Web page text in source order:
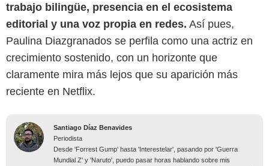
trabajo bilingüe, presencia en el ecosistema
editorial y una voz propia en redes. Así pues,
Paulina Diazgranados se perfila como una actriz en
crecimiento sostenido, con un horizonte que
claramente mira más lejos que su aparición más
reciente en Netflix.
Santiago Díaz Benavides
Periodista
Desde 'Forrest Gump' hasta 'Interestelar', pasando por 'Guerra
Mundial Z' y 'Naruto', puedo pasar horas hablando sobre mis